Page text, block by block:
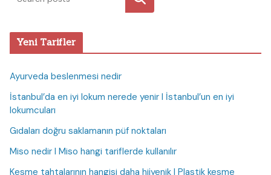
Yeni Tarifler
Ayurveda beslenmesi nedir
İstanbul’da en iyi lokum nerede yenir I İstanbul’un en iyi
lokumcuları
Gıdaları doğru saklamanın püf noktaları
Miso nedir I Miso hangi tariflerde kullanılır
Kesme tahtalarının hangisi daha hijyenik I Plastik kesme